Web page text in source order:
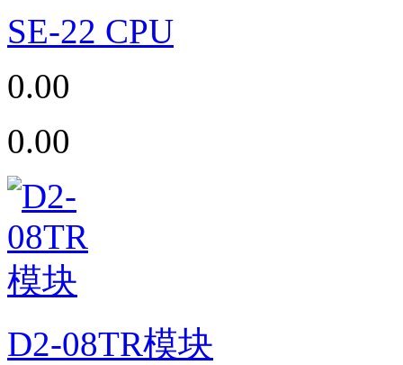
SE-22 CPU
0.00
0.00
D2-08TR模块